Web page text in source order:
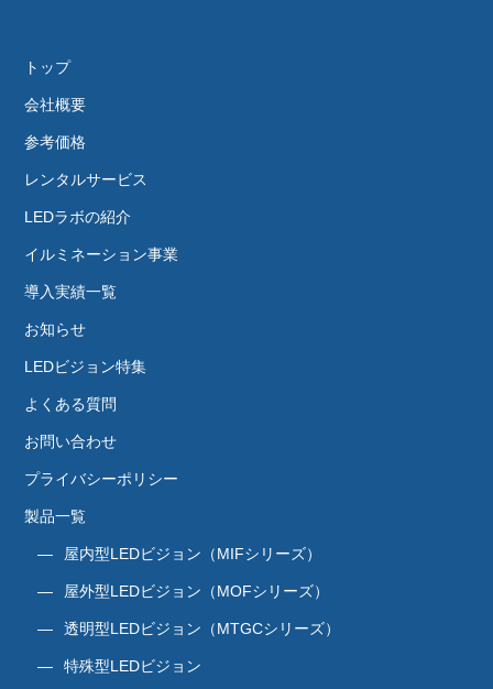
トップ
会社概要
参考価格
レンタルサービス
LEDラボの紹介
イルミネーション事業
導入実績一覧
お知らせ
LEDビジョン特集
よくある質問
お問い合わせ
プライバシーポリシー
製品一覧
屋内型LEDビジョン（MIFシリーズ）
屋外型LEDビジョン（MOFシリーズ）
透明型LEDビジョン（MTGCシリーズ）
特殊型LEDビジョン